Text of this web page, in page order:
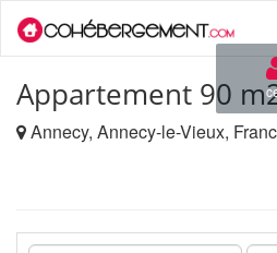
Appartement 90
Annecy, Annecy-le-Vieux,